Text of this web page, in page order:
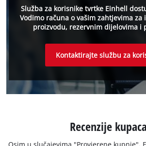
Služba za korisnike tvrtke Einhell
Vodimo računa o vašim zahtjevima
proizvodu, rezervnim dijelovima i
Kontaktirajte službu za
Recenzije kupaca